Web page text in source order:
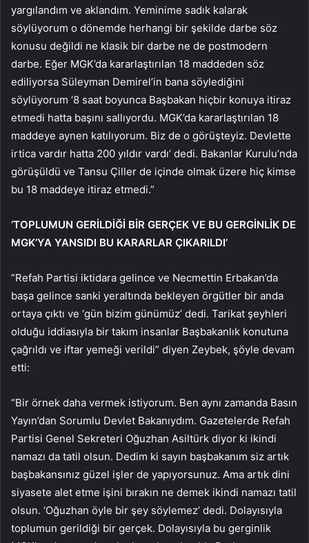
yargılandım ve aklandım. Yeminime sadık kalarak
söylüyorum o dönemde herhangi bir şekilde darbe söz
konusu değildi ne klasik bir darbe ne de postmodern
darbe. Eğer MGK’da kararlaştırılan 18 maddeden söz
ediliyorsa Süleyman Demirel’in bana söylediğini
söylüyorum ‘8 saat boyunca Başbakan hiçbir konuya itiraz
etmedi hatta başını sallıyordu. MGK’da kararlaştırılan 18
maddeye aynen katılıyorum. Biz de o görüşteyiz. Devlette
irtica vardır hatta 200 yıldır vardı’ dedi. Bakanlar Kurulu’nda
görüşüldü ve Tansu Çiller de içinde olmak üzere hiç kimse
bu 18 maddeye itiraz etmedi.”
‘TOPLUMUN GERİLDİĞİ BİR GERÇEK VE BU GERGİNLİK DE
MGK’YA YANSIDI BU KARARLAR ÇIKARILDI’
”Refah Partisi iktidara gelince ve Necmettin Erbakan’da
başa gelince sanki yeraltında bekleyen örgütler bir anda
ortaya çıktı ve ‘gün bizim günümüz’ dedi. Tarikat şeyhleri
olduğu iddiasıyla bir takım insanlar Başbakanlık konutuna
çağrıldı ve iftar yemeği verildi” diyen Zeybek, şöyle devam
etti:
“Bir örnek daha vermek istiyorum. Ben aynı zamanda Basın
Yayın’dan Sorumlu Devlet Bakanıydım. Gazetelerde Refah
Partisi Genel Sekreteri Oğuzhan Asiltürk diyor ki ikindi
namazı da tatil olsun. Dedim ki sayın başbakanım siz artık
başbakansınız güzel işler de yapıyorsunuz. Ama artık dini
siyasete alet etme işini bırakın ne demek ikindi namazı tatil
olsun. ‘Oğuzhan öyle bir şey söylemez’ dedi. Dolayısıyla
toplumun gerildiği bir gerçek. Dolayısıyla bu gerginlik